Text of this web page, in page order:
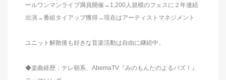
ールワンマンライブ満員開催→1,200人規模のフェスに２年連続
出演→番組タイアップ獲得→現在はアーティストマネジメント
ユニット解散後も好きな音楽活動は自由に継続中。
◆楽曲経歴：テレ朝系、AbemaTV『みのもんたのよるバズ！』